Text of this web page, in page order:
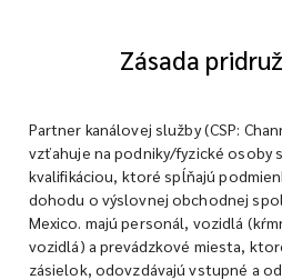
Zásada
Partner kanálovej služby (CSP:
vzťahuje na podniky/fyzické osoby
kvalifikáciou, ktoré spĺňajú
dohodu o výslovnej obchodnej
Mexico. majú personál, vozidlá
vozidlá) a prevádzkové miesta,
zásielok, odovzdávajú vstupné a
iMile Chat